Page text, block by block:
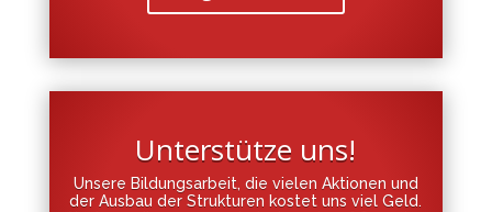
Unterstütze uns!
Unsere Bildungsarbeit, die vielen Aktionen und
der Ausbau der Strukturen kostet uns viel Geld.